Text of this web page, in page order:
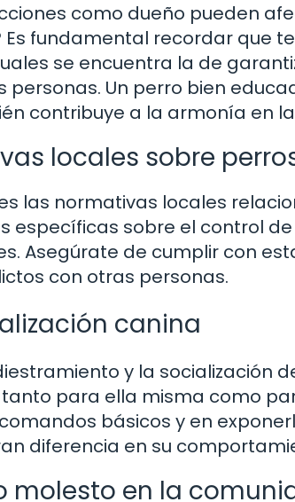
como dueño pueden
fundamental recordar que
se encuentra la de
Un perro bien
contribuye a la armonía en
locales sobre
las normativas locales
específicas sobre el control
Asegúrate de cumplir con
con otras personas.
canina
y la socialización
para ella misma como
básicos y en
diferencia en su
molesto en la